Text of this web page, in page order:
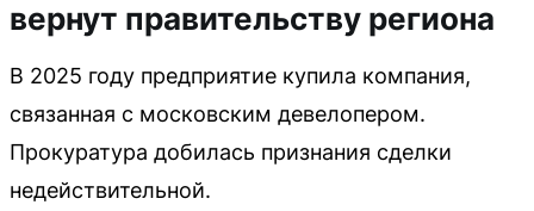
вернут правительству региона
В 2025 году предприятие купила компания,
связанная с московским девелопером.
Прокуратура добилась признания сделки
недействительной.